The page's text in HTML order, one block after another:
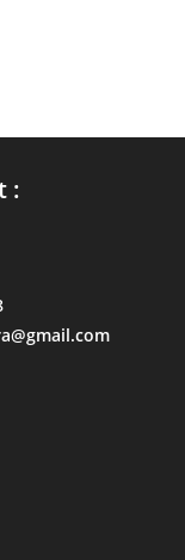
: